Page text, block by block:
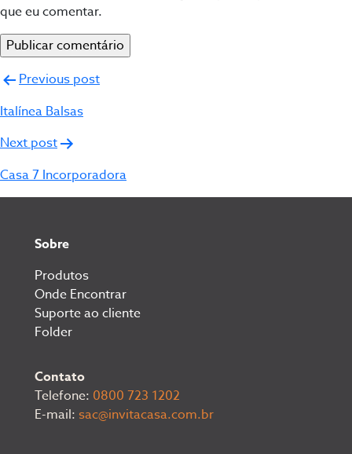
que eu comentar.
Navegação
de
Previous post
Italínea Balsas
Next post
Casa 7 Incorporadora
Sobre
Produtos
Onde Encontrar
Suporte ao cliente
Folder
Contato
Telefone: 0800 723 1202
E-mail: sac@invitacasa.com.br